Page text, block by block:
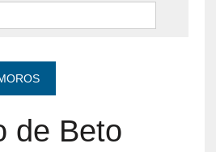
de Beto